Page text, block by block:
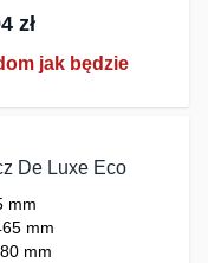
zł
jak będzie
De Luxe Eco
mm
mm
mm